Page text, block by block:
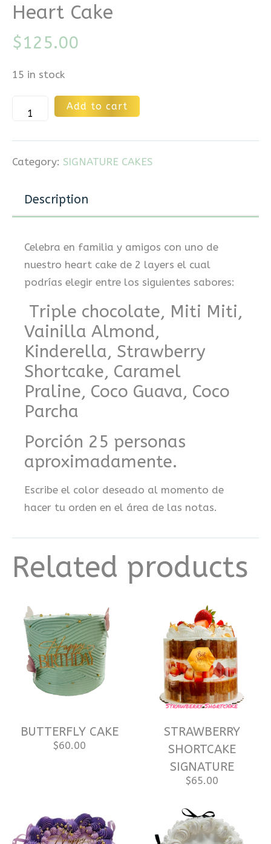
Heart Cake
$125.00
15 in stock
Add to cart
Category: SIGNATURE CAKES
Description
Celebra en familia y amigos con uno de
nuestro heart cake de 2 layers el cual
podrías elegir entre los siguientes sabores:
Triple chocolate, Miti Miti,
Vainilla Almond,
Kinderella, Strawberry
Shortcake, Caramel
Praline, Coco Guava, Coco
Parcha
Porción 25 personas
aproximadamente.
Escribe el color deseado al momento de
hacer tu orden en el área de las notas.
Related products
BUTTERFLY CAKE
$60.00
STRAWBERRY
SHORTCAKE
SIGNATURE
$65.00